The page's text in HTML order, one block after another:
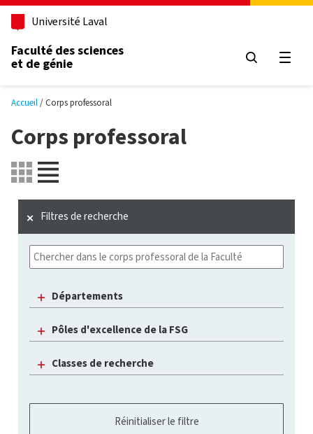
Aller au contenu principal
Université Laval
Faculté des sciences
et de génie
Accueil Corps professoral
Corps professoral
Filtres de recherche
Départements
Pôles d'excellence de la FSG
Classes de recherche